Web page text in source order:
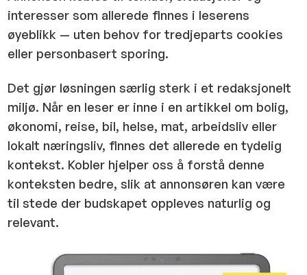
interesser som allerede finnes i leserens
øyeblikk — uten behov for tredjeparts cookies
eller personbasert sporing.
Det gjør løsningen særlig sterk i et redaksjonelt
miljø. Når en leser er inne i en artikkel om bolig,
økonomi, reise, bil, helse, mat, arbeidsliv eller
lokalt næringsliv, finnes det allerede en tydelig
kontekst. Kobler hjelper oss å forstå denne
konteksten bedre, slik at annonsøren kan være
til stede der budskapet oppleves naturlig og
relevant.